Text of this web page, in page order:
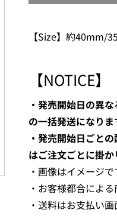
【Size】約40mm/
【NOTICE】
・発売開始日の異
の一括発送になりま
・発売開始日ごと
はご注文ごとに掛か
・画像はイメージ
・お客様都合によ
・送料はお支払い画